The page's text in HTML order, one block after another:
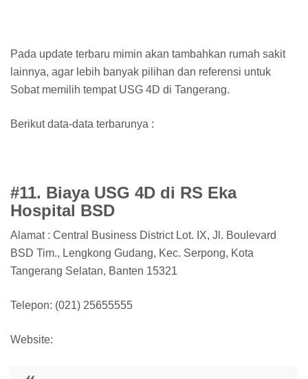
Pada update terbaru mimin akan tambahkan rumah sakit
lainnya, agar lebih banyak pilihan dan referensi untuk
Sobat memilih tempat USG 4D di Tangerang.
Berikut data-data terbarunya :
#11. Biaya USG 4D di RS Eka
Hospital BSD
Alamat : Central Business District Lot. IX, Jl. Boulevard
BSD Tim., Lengkong Gudang, Kec. Serpong, Kota
Tangerang Selatan, Banten 15321
Telepon: (021) 25655555
Website: